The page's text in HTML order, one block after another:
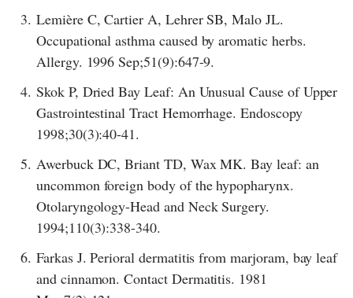
3. Lemière C, Cartier A, Lehrer SB, Malo JL.
Occupational asthma caused by aromatic herbs.
Allergy. 1996 Sep;51(9):647-9.
4. Skok P, Dried Bay Leaf: An Unusual Cause of Upper
Gastrointestinal Tract Hemorrhage. Endoscopy
1998;30(3):40-41.
5. Awerbuck DC, Briant TD, Wax MK. Bay leaf: an
uncommon foreign body of the hypopharynx.
Otolaryngology-Head and Neck Surgery.
1994;110(3):338-340.
6. Farkas J. Perioral dermatitis from marjoram, bay leaf
and cinnamon. Contact Dermatitis. 1981